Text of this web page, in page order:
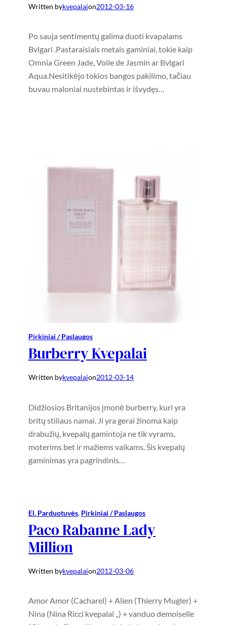
Written bykvepalaion2012-03-16
Po sauja sentimentų galima duoti kvapalams
Bvlgari .Pastaraisiais metais gaminiai, tokie kaip
Omnia Green Jade, Voile de Jasmin ar Bvlgari
Aqua.Nesitikėjo tokios bangos pakilimo, tačiau
buvau maloniai nustebintas ir išvydęs…
Pirkiniai / Paslaugos
Burberry Kvepalai
Written bykvepalaion2012-03-14
Didžiosios Britanijos įmonė burberry, kuri yra
britų stiliaus namai. Ji yra gerai žinoma kaip
drabužių, kvepalų gamintoja ne tik vyrams,
moterims bet ir mažiems vaikams. Šis kvepalų
gaminimas yra pagrindinis…
El. Parduotuvės, Pirkiniai / Paslaugos
Paco Rabanne Lady
Million
Written bykvepalaion2012-03-06
Amor Amor (Cacharel) + Alien (Thierry Mugler) +
Nina (Nina Ricci kvepalai „) + vanduo demoiselle